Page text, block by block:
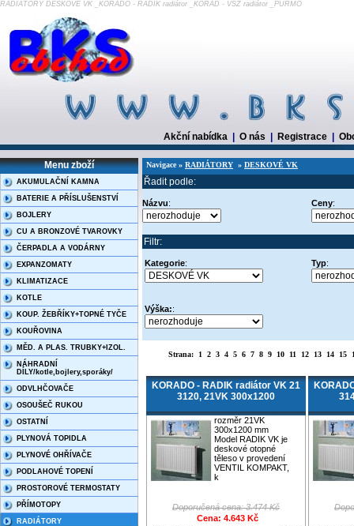
RADIÁTORY DESKOVÉ VK _KORADO - RADIK radiátor _KORAD - VSŽ radiátor _PURMO
Akční nabídka O nás Registrace
Menu zboží
AKUMULAČNÍ KAMNA
BATERIE A PŘÍSLUŠENSTVÍ
BOJLERY
CU A BRONZOVÉ TVAROVKY
ČERPADLA A VODÁRNY
EXPANZOMATY
KLIMATIZACE
KOTLE
KOUP. ŽEBŘÍKY+TOPNÉ TYČE
KOUŘOVINA
MĚD. A PLAS. TRUBKY+IZOL.
NÁHRADNÍ
DÍLY/kotle,bojlery,sporáky/
ODVLHČOVAČE
OSOUŠEČ RUKOU
OSTATNÍ
PLYNOVÁ TOPIDLA
PLYNOVÉ OHŘÍVAČE
PODLAHOVÉ TOPENÍ
PROSTOROVÉ TERMOSTATY
PŘÍMOTOPY
RADIÁTORY
Navigace » RADIÁTORY » DESKOVÉ VK
Řadit podle:
Názvu: Ceny:
Filtr:
Kategorie: Typ:
Výška::
Strana: 1 2 3 4 5 6 7 8 9 10 11 12 13 14 15
KORADO - RADIK radiátor VK 21
3120, 21VK 300x1200
rozměr 21VK
300x1200 mm
Model RADIK VK je
deskové otopné
těleso v provedení
VENTIL KOMPAKT,
k
Doporučená cena: 3.474 Kč
Cena: 4.643 Kč